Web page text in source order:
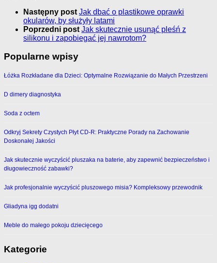
Następny post Jak dbać o plastikowe oprawki
okularów, by służyły latami
Poprzedni post Jak skutecznie usunąć pleśń z
silikonu i zapobiegać jej nawrotom?
Popularne wpisy
Łóżka Rozkładane dla Dzieci: Optymalne Rozwiązanie do Małych Przestrzeni
D dimery diagnostyka
Soda z octem
Odkryj Sekrety Czystych Płyt CD-R: Praktyczne Porady na Zachowanie
Doskonałej Jakości
Jak skutecznie wyczyścić pluszaka na baterie, aby zapewnić bezpieczeństwo i
długowieczność zabawki?
Jak profesjonalnie wyczyścić pluszowego misia? Kompleksowy przewodnik
Gliadyna igg dodatni
Meble do małego pokoju dziecięcego
Kategorie